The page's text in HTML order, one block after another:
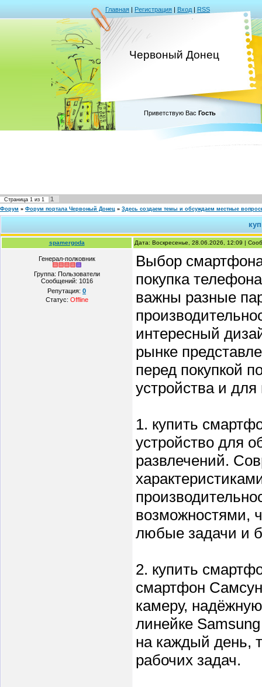
Главная | Регистрация | Вход | RSS
Червоный Донец
Приветствую Вас Гость
Страница 1 из 1 1
Форум » Форум портала Червоный Донец » Здесь создаем темы и обсуждаем местные
spamergoda Дата: Воскресенье, 28.06.2026, 12:09 |
Генерал-полковник
Группа: Пользователи
Сообщений: 1016
Репутация: 0
Статус: Offline
Выбор
покупка
важны разные
интересный
рынке
перед покупкой
устройства и для
1. купить
устройство для
развлечений.
возможностями,
любые задачи и
2. купить
смартфон
камеру,
линейке
на каждый день,
рабочих задач.